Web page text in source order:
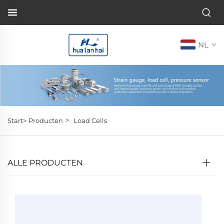
NL
Start> Producten > Load Cells
ALLE PRODUCTEN